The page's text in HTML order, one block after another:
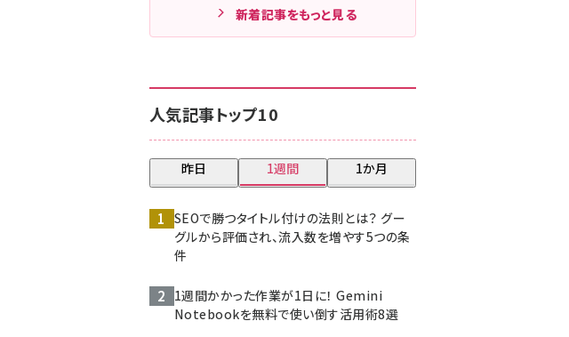
新着記事をもっと見る
人気記事トップ10
昨日 1週間 1か月
SEOで勝つタイトル付けの法則とは？ グー
グルから評価され、流入数を増やす5つの条
件
1週間かかった作業が1日に！ Gemini
Notebookを無料で使い倒す活用術8選